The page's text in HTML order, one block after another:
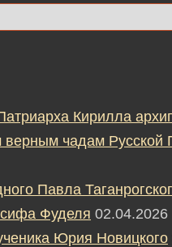
Кирилла
чадам Русской
Павла
Фуделя 02.04.2026
Юрия Новицкого